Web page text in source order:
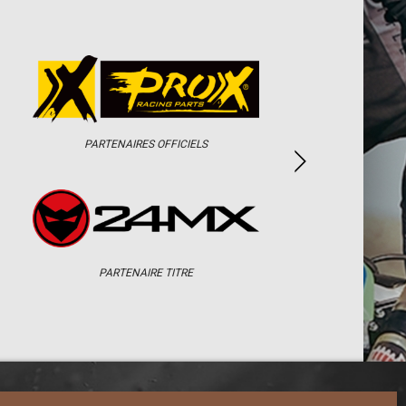
PARTENAIRES OFFICIELS
PARTENAIRE TITRE